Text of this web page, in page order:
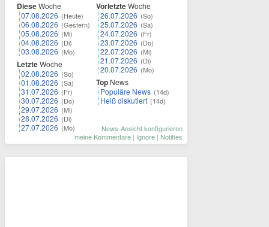
DieseWoche
07.08.2026 (Heute)
06.08.2026 (Gestern)
05.08.2026 (Mi)
04.08.2026 (Di)
03.08.2026 (Mo)
LetzteWoche
02.08.2026 (So)
01.08.2026 (Sa)
31.07.2026 (Fr)
30.07.2026 (Do)
29.07.2026 (Mi)
28.07.2026 (Di)
27.07.2026 (Mo)
VorletzteWoche
26.07.2026 (So)
25.07.2026 (Sa)
24.07.2026 (Fr)
23.07.2026 (Do)
22.07.2026 (Mi)
21.07.2026 (Di)
20.07.2026 (Mo)
Top News
Populäre News (14d)
Heiß diskutiert (14d)
News-Ansicht konfigurieren
meine Kommentare | Ignore | Notifies